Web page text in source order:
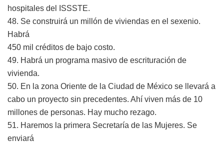
hospitales del ISSSTE.
48. Se construirá un millón de viviendas en el sexenio.
Habrá
450 mil créditos de bajo costo.
49. Habrá un programa masivo de escrituración de
vivienda.
50. En la zona Oriente de la Ciudad de México se llevará a
cabo un proyecto sin precedentes. Ahí viven más de 10
millones de personas. Hay mucho rezago.
51. Haremos la primera Secretaría de las Mujeres. Se
enviará